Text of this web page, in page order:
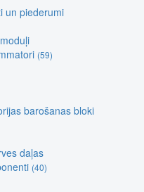
un piederumi
(59)
barošanas bloki
daļas
(40)